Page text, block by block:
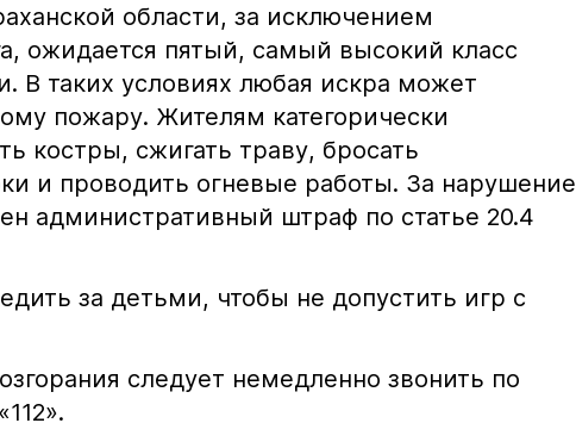
области, за исключением
ожидается пятый, самый высокий класс
В таких условиях любая искра может
пожару. Жителям категорически
костры, сжигать траву, бросать
и проводить огневые работы. За нарушение
административный штраф по статье 20.4
за детьми, чтобы не допустить игр с
следует немедленно звонить по